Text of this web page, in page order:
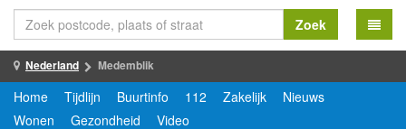
Zoek
Nederland Medemblik
Home Tijdlijn Buurtinfo 112 Zakelijk
Nieuws
Wonen
Gezondheid Video